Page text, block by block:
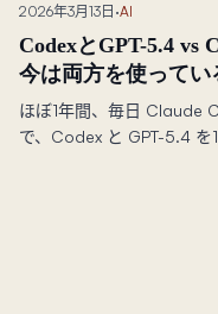
Maxプランを解約しつつ
ットを得ています。
2026年3月13日 ·AI
CodexとGPT-5.4 vs
今は両方を使ってい
ほぼ1年間、毎日 Claude
で、Codex と GPT-5.4 を